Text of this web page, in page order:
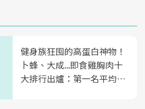
健身族狂囤的高蛋白神物！
卜蜂、大成...即食雞胸肉十
大排行出爐：第一名平均一